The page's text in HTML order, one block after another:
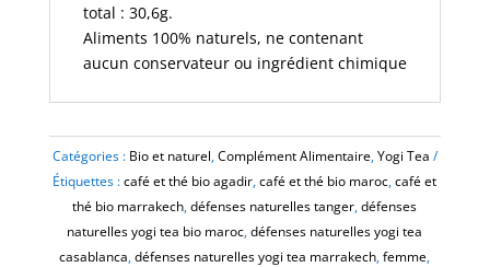
total : 30,6g.
Aliments 100% naturels, ne contenant
aucun conservateur ou ingrédient chimique
Catégories : Bio et naturel,Complément Alimentaire,Yogi Tea
Étiquettes :café et thé bio agadir,café et thé bio maroc,café et
thé bio marrakech,défenses naturelles tanger,défenses
naturelles yogi tea bio maroc,défenses naturelles yogi tea
casablanca,défenses naturelles yogi tea marrakech,femme,